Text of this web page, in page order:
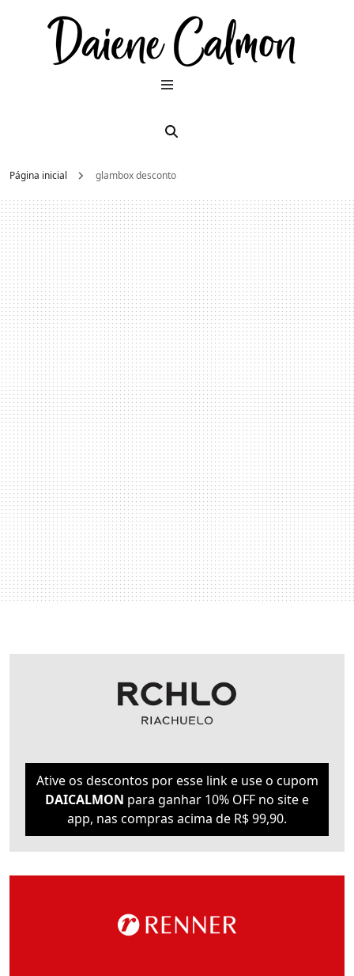
Página inicial glambox desconto
Ative os descontos por esse link e use o cupom
DAICALMON para ganhar 10% OFF no site e
app, nas compras acima de R$ 99,90.